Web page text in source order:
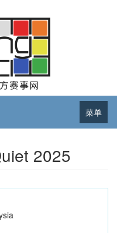
菜单
2025